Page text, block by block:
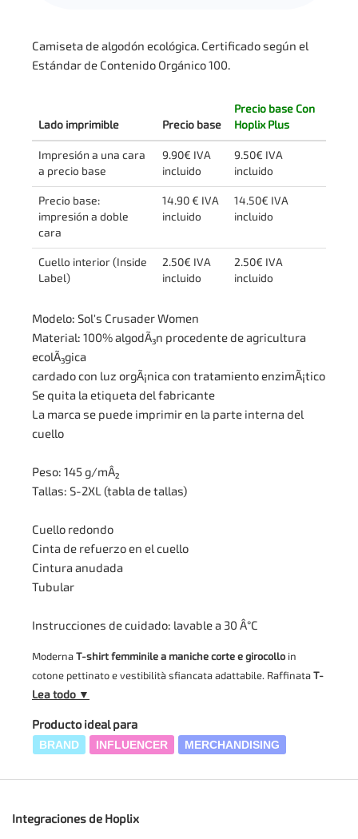
Camiseta de algodón ecológica. Certificado según el
Estándar de Contenido Orgánico 100.
Lado imprimible Precio base
Precio base Con
Hoplix Plus
Impresión a una cara
a precio base
9.90€ IVA
incluido
9.50€ IVA
incluido
Precio base:
impresión a doble
cara
14.90 € IVA
incluido
14.50€ IVA
incluido
Cuello interior (Inside
Label)
2.50€ IVA
incluido
2.50€ IVA
incluido
Modelo: Sol's Crusader Women
Material: 100% algodÃ³n procedente de agricultura
ecolÃ³gica
cardado con luz orgÃ¡nica con tratamiento enzimÃ¡tico
Se quita la etiqueta del fabricante
La marca se puede imprimir en la parte interna del
cuello
Peso: 145 g/mÂ²
Tallas: S-2XL (tabla de tallas)
Cuello redondo
Cinta de refuerzo en el cuello
Cintura anudada
Tubular
Instrucciones de cuidado: lavable a 30 Â°C
Moderna T-shirt femminile a maniche corte e girocollo in
cotone pettinato e vestibilità sfiancata adattabile. Raffinata T-
shirt femminile a maniche corte e girocollo
Propongo questo capo d'abbigliamento dal design essenziale,
pensato per adattarsi perfettamente alla silhouette femminile
tinture resistenti ai lavaggi frequenti. Il tessuto è composto
Lea todo ▼
Producto ideal para
BRAND INFLUENCER MERCHANDISING
Integraciones de Hoplix